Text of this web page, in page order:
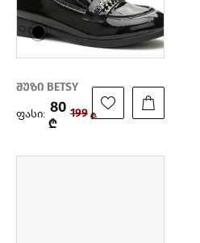
შუზი BETSY
ფასი: 80
₾
199 ₾